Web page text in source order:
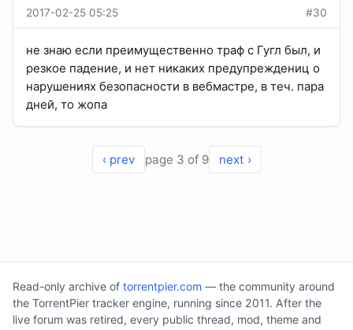
2017-02-25 05:25 #30
не знаю если преимущественно траф с Гугл был, и
резкое падение, и нет никаких предупреждениц о
нарушениях безопасности в вебмастре, в теч. пара
дней, то жопа
‹ prev page 3 of 9 next ›
Read-only archive of torrentpier.com — the community around
the TorrentPier tracker engine, running since 2011. After the
live forum was retired, every public thread, mod, theme and